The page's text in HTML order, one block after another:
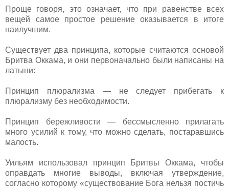
Проще говоря, это означает, что при равенстве всех
вещей самое простое решение оказывается в итоге
наилучшим.
Существует два принципа, которые считаются основой
Бритва Оккама, и они первоначально были написаны на
латыни:
Принцип плюрализма — не следует прибегать к
плюрализму без необходимости.
Принцип бережливости — бессмысленно прилагать
много усилий к тому, что можно сделать, постаравшись
малость.
Уильям использовал принцип Бритвы Оккама, чтобы
оправдать многие выводы, включая утверждение,
согласно которому «существование Бога нельзя постичь